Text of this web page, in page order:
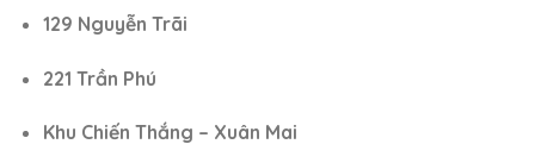
129 Nguyễn Trãi
221 Trần Phú
Khu Chiến Thắng – Xuân Mai